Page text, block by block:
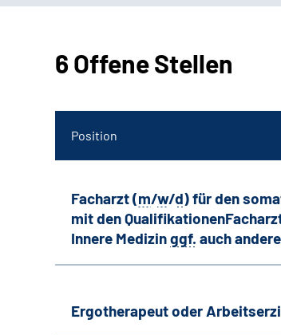
6 Offene Stellen
Position
Facharzt (m/w/d) für den
mit den
Innere Medizinggf. auch andere
Ergotherapeut oder